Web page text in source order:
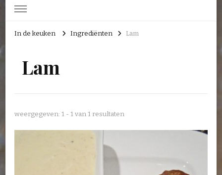
In de keuken Ingrediënten Lam
Lam
weergegeven: 1 - 1 van 1 resultaten